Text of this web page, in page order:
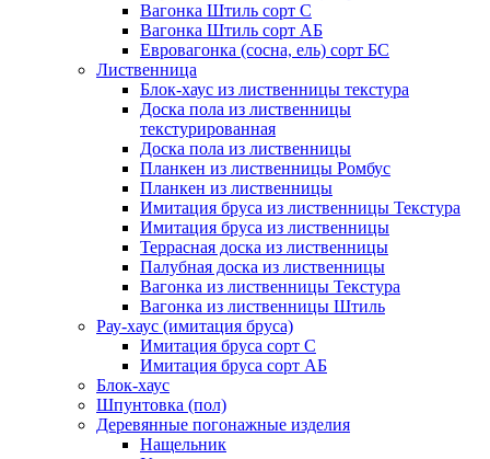
Вагонка Штиль сорт С
Вагонка Штиль сорт АБ
Евровагонка (сосна, ель) сорт БС
Лиственница
Блок-хаус из лиственницы текстура
Доска пола из лиственницы
текстурированная
Доска пола из лиственницы
Планкен из лиственницы Ромбус
Планкен из лиственницы
Имитация бруса из лиственницы Текстура
Имитация бруса из лиственницы
Террасная доска из лиственницы
Палубная доска из лиственницы
Вагонка из лиственницы Текстура
Вагонка из лиственницы Штиль
Рау-хаус (имитация бруса)
Имитация бруса сорт С
Имитация бруса сорт АБ
Блок-хаус
Шпунтовка (пол)
Деревянные погонажные изделия
Нащельник